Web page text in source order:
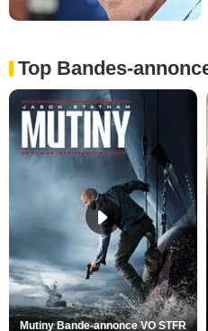
Top Bandes-
Mutiny Bande-annonce VO STFR